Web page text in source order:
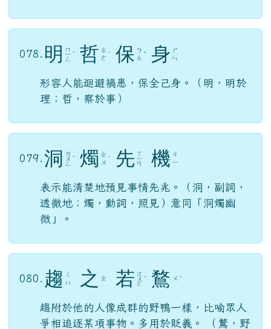
078. 明 ㄇ
ㄧ
ㄥ
ˊ 哲 ㄓ
ㄜ ˊ 保 ㄅ
ㄠ ˇ 身 ㄕ
ㄣ
形容人能迴避禍患，保全己身。（明，明於
理；哲，察於事）
079. 洞 ㄉ
ㄨ
ㄥ
ˋ 燭 ㄓ
ㄨ ˊ 先 ㄒ
ㄧ
ㄢ 機 ㄐ
ㄧ
表示能清楚地預見事情先兆。（洞，副詞，
透徹地；燭，動詞，照見）意同「洞燭幽
微」。
080. 趨
ㄑ
ㄩ
之 ㄓ 若 ㄖ
ㄨ
ㄛ
ˋ 鶩 ㄨ ˋ
趨附於他的人像成群的野鴨一樣，比喻眾人
爭相追逐某項事物。多用於貶義。 （鶩，野